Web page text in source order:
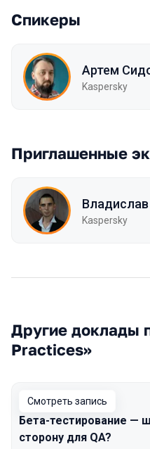
Спикеры
Артем
Kaspersky
Приглашенные
Kaspersky
Другие доклады
Practices»
Смотреть запись
Бета-тестирование —
сторону для QA?